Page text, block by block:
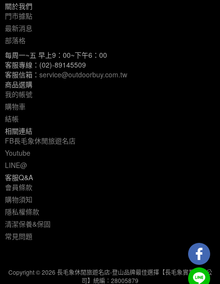
關於我們
門市據點
最新消息
部落格
每周一~五 早上9：00~下午6：00
客服專線：(02)-89145509
客服信箱： service@outdoorbuy.com.tw
商品選購
我的帳號
購物車
結帳
相關連結
FB長毛象休閒旅遊名店
Youtube
LINE@
客服Q&A
會員條款
購物須知
隱私權條款
清潔保養&保固
常見問題
Copyright © 2026 長毛象休閒旅遊名店-登山品牌最佳選擇【長毛象實業有限公
司】統編：28005879